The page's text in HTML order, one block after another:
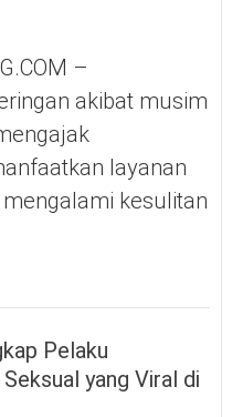
–
akibat musim
layanan
kesulitan
Pelaku
yang Viral di